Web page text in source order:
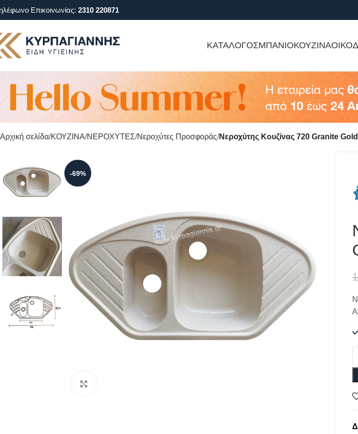
Επικοινωνίας: 2310 220871
ΚΑΤΑΛΟΓΟΣΜΠΑΝΙΟΚΟΥΖΙΝΑ
Αρχική σελίδα ΚΟΥΖΙΝΑ ΝΕΡΟΧΥΤΕΣ Νεροχύτες Προσφοράς Νεροχύτης Κουζίνας 720 Granite
-69%